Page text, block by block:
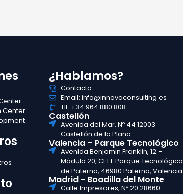
Center
¿Hablamos?
Contacto
Email: info@innovaconsulting.es
Tlf: +34 964 880 808
Castellón
Avenida del Mar, Nº 44 12003
Castellón de la Plana
Valencia – Parque Tecnológico
Avenida Benjamin Franklin, 12 –
Módulo 20, CEEI. Parque Tecnológico
de Paterna, 46980 Paterna, Valencia
Madrid - Boadilla del Monte
Calle Impresores, Nº 20 28660